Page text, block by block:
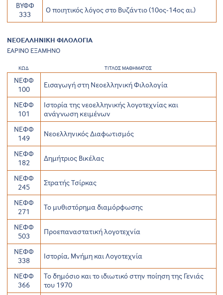
ΒΥΦΦ
333
Ο ποιητικός λόγος στο Βυζάντιο (10ος-14ος αι.)
ΝΕΟΕΛΛΗΝΙΚΗ ΦΙΛΟΛΟΓΙΑ
ΕΑΡΙΝΟ ΕΞΑΜΗΝΟ
ΚΩΔ ΤΙΤΛΟΣ ΜΑΘΗΜΑΤΟΣ
ΝΕΦΦ
100
Εισαγωγή στη Νεοελληνική Φιλολογία
ΝΕΦΦ
101
Ιστορία της νεοελληνικής λογοτεχνίας και
ανάγνωση κειμένων
ΝΕΦΦ
149
Νεοελληνικός Διαφωτισμός
ΝΕΦΦ
182
Δημήτριος Βικέλας
ΝΕΦΦ
245
Στρατής Τσίρκας
ΝΕΦΦ
271
Το μυθιστόρημα διαμόρφωσης
ΝΕΦΦ
503
Προεπαναστατική λογοτεχνία
ΝΕΦΦ
338
Ιστορία, Μνήμη και Λογοτεχνία
ΝΕΦΦ
366
Το δημόσιο και το ιδιωτικό στην ποίηση της Γενιάς
του 1970